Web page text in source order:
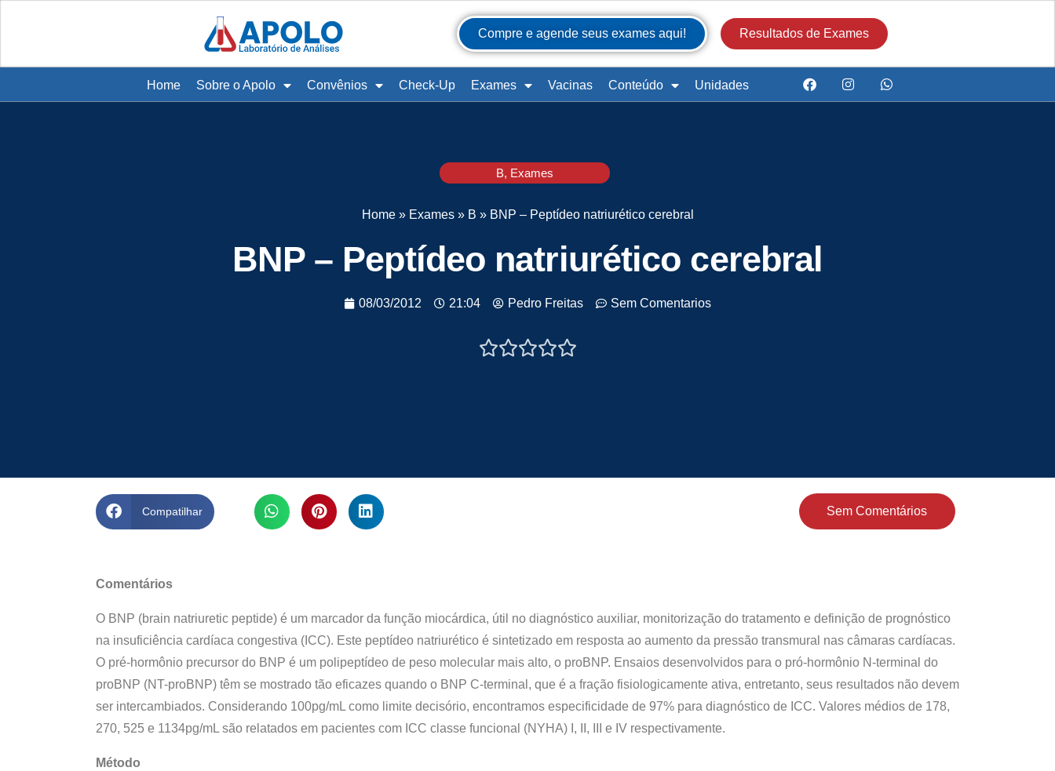
Compre e agende seus exames aqui! Resultados de Exames
Home Sobre o Apolo Convênios Check-Up Exames Vacinas Conteúdo Unidades
B, Exames
Home» Exames» B » BNP – Peptídeo natriurético cerebral
BNP – Peptídeo natriurético cerebral
08/03/2012 21:04 Pedro Freitas Sem Comentarios

Compatilhar Sem Comentários
Comentários
O BNP (brain natriuretic peptide) é um marcador da função miocárdica, útil no diagnóstico auxiliar, monitorização do tratamento e definição de prognóstico
na insuficiência cardíaca congestiva (ICC). Este peptídeo natriurético é sintetizado em resposta ao aumento da pressão transmural nas câmaras cardíacas.
O pré-hormônio precursor do BNP é um polipeptídeo de peso molecular mais alto, o proBNP. Ensaios desenvolvidos para o pró-hormônio N-terminal do
proBNP (NT-proBNP) têm se mostrado tão eficazes quando o BNP C-terminal, que é a fração fisiologicamente ativa, entretanto, seus resultados não devem
ser intercambiados. Considerando 100pg/mL como limite decisório, encontramos especificidade de 97% para diagnóstico de ICC. Valores médios de 178,
270, 525 e 1134pg/mL são relatados em pacientes com ICC classe funcional (NYHA) I, II, III e IV respectivamente.
Método